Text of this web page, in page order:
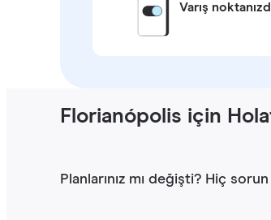
Varış
Florianópolis için
Planlarınız mı değişti? Hiç